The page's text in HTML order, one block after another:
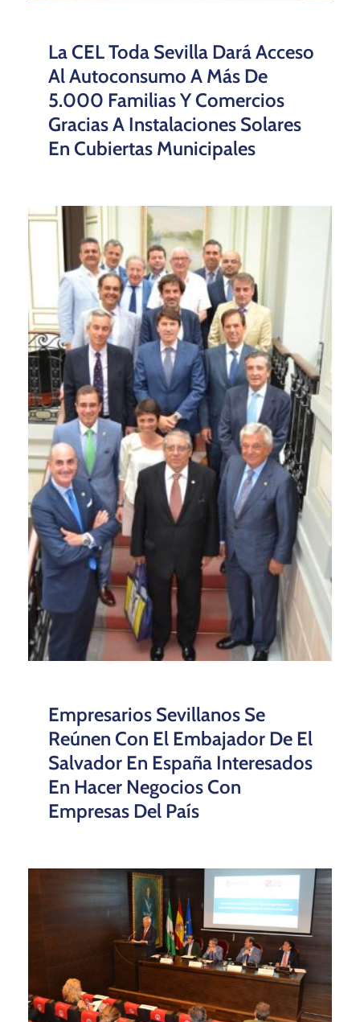
La CEL Toda Sevilla Dará Acceso
Al Autoconsumo A Más De
5.000 Familias Y Comercios
Gracias A Instalaciones Solares
En Cubiertas Municipales
Empresarios Sevillanos Se
Reúnen Con El Embajador De El
Salvador En España Interesados
En Hacer Negocios Con
Empresas Del País